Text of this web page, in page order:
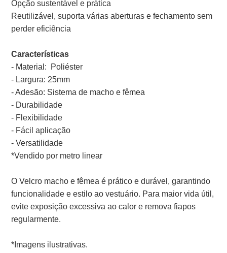
Opção sustentável e prática
Reutilizável, suporta várias aberturas e fechamento sem
perder eficiência
Características
- Material: Poliéster
- Largura: 25mm
- Adesão: Sistema de macho e fêmea
- Durabilidade
- Flexibilidade
- Fácil aplicação
- Versatilidade
*Vendido por metro linear
O Velcro macho e fêmea é prático e durável, garantindo
funcionalidade e estilo ao vestuário. Para maior vida útil,
evite exposição excessiva ao calor e remova fiapos
regularmente.
*Imagens ilustrativas.